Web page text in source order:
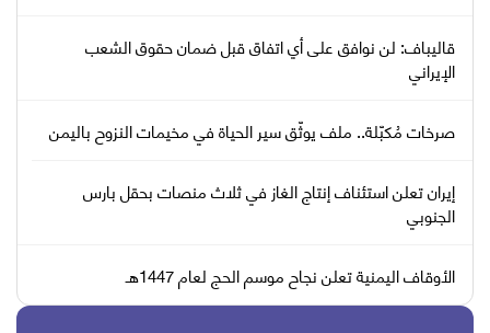
قاليباف: لن نوافق على أي اتفاق قبل ضمان حقوق الشعب
الإيراني
صرخات مُكبّلة.. ملف يوثّق سير الحياة في مخيمات النزوح باليمن
إيران تعلن استئناف إنتاج الغاز في ثلاث منصات بحقل بارس
الجنوبي
الأوقاف اليمنية تعلن نجاح موسم الحج لعام 1447هـ